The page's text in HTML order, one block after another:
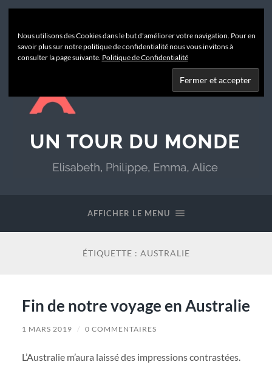
AFFICHER LE MENU
ÉTIQUETTE : AUSTRALIE
Fin de notre voyage en Australie
1 MARS 2019 / 0 COMMENTAIRES
L’Australie m’aura laissé des impressions contrastées.
Nous utilisons des Cookies dans le but d'améliorer votre navigation. Pour en
savoir plus sur notre politique de confidentialité nous vous invitons à
consulter la page suivante. Politique de Confidentialité